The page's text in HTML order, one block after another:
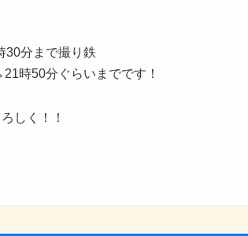
分まで撮り鉄
時50分ぐらいまでです！
しく！！